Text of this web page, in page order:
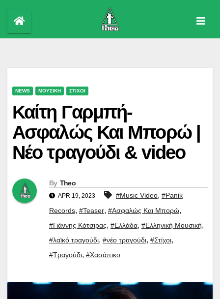
content
NEWS ΜΟΥΣΙΚΗ ΣΤΙΧΟΙ
Καίτη Γαρμπή-
Ασφαλώς Και Μπορώ |
Νέο τραγούδι & video
By Theo
APR 19, 2023 #Music Video, #Panik
Records, #Teaser, #Ασφαλώς Και Μπορώ,
#Γιάννης Κότσιρας, #Ελλάδα, #Ελληνική Μουσική,
#λαϊκό τραγούδι, #νέο τραγούδι, #Στίχοι,
#Τραγούδι, #Χασάπικο